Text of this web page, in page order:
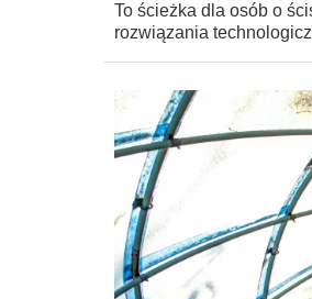
To ścieżka dla osób o
rozwiązania